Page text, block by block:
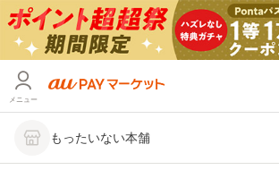
メニュー
もったいない本舗